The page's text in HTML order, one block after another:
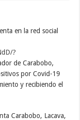
en la red social
?
de Carabobo,
por Covid-19
y recibiendo el
Carabobo, Lacava,